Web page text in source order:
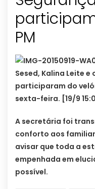
PM
Sesed, Kalina Leite
participaram do
sexta-feira. [19/9
A secretária foi
conforto aos
avisar que toda a
empenhada em
possível.